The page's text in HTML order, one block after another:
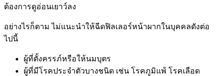
ต้องการดูอ่อนเยาว์ลง
อย่างไรก็ตาม ไม่แนะนำให้ฉีดฟิลเลอร์หน้าผากในบุคคลดังต่อ
ไปนี้
ผู้ที่ตั้งครรภ์หรือให้นมบุตร
ผู้ที่มีโรคประจำตัวบางชนิด เช่น โรคภูมิแพ้ โรคเลือด